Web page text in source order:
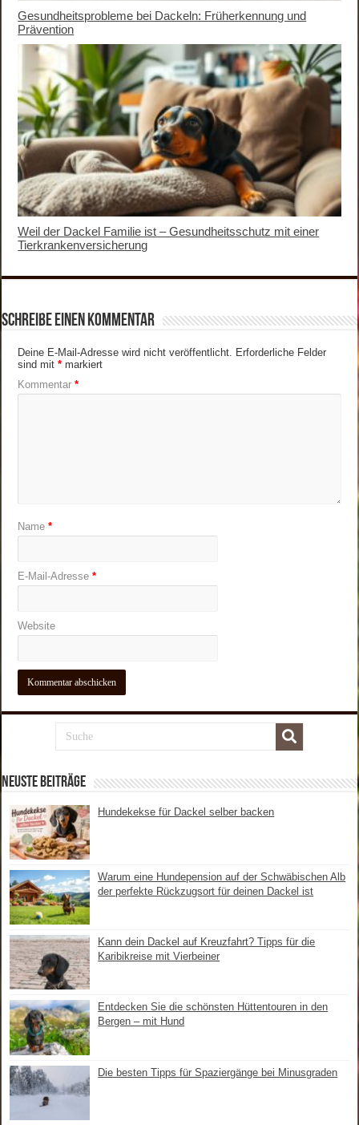
Gesundheitsprobleme bei Dackeln: Früherkennung und
Prävention
Weil der Dackel Familie ist – Gesundheitsschutz mit einer
Tierkrankenversicherung
Schreibe einen Kommentar
Deine E-Mail-Adresse wird nicht veröffentlicht.
Erforderliche Felder
sind mit* markiert
Kommentar*
Name*
E-Mail-Adresse*
Website
Neuste Beiträge
Hundekekse für Dackel selber backen
Warum eine Hundepension auf der Schwäbischen Alb
der perfekte Rückzugsort für deinen Dackel ist
Kann dein Dackel auf Kreuzfahrt? Tipps für die
Karibikreise mit Vierbeiner
Entdecken Sie die schönsten Hüttentouren in den
Bergen – mit Hund
Die besten Tipps für Spaziergänge bei Minusgraden